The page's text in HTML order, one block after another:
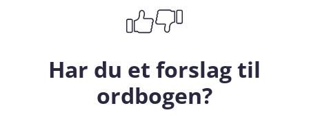
Har du et forslag til
ordbogen?